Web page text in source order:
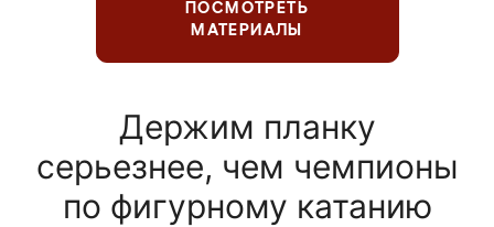
ПОСМОТРЕТЬ
МАТЕРИАЛЫ
Держим планку
серьезнее, чем чемпионы
по фигурному катанию